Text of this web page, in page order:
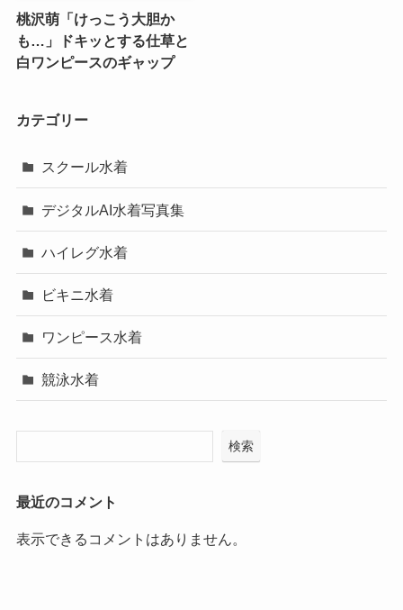
桃沢萌「けっこう大胆か
も…」ドキッとする仕草と
白ワンピースのギャップ
カテゴリー
スクール水着
デジタルAI水着写真集
ハイレグ水着
ビキニ水着
ワンピース水着
競泳水着
検索
最近のコメント
表示できるコメントはありません。